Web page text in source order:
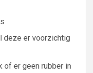
deze er voorzichtig
of er geen rubber in